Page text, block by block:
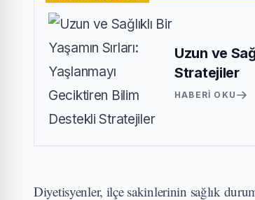
Uzun ve
Stratejiler
HABERI OKU
Diyetisyenler, ilçe sakinlerinin sağlık